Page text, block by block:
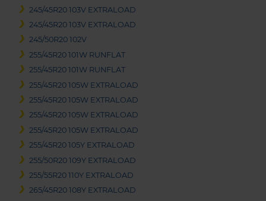
245/45R20 103V EXTRALOAD
245/45R20 103V EXTRALOAD
245/50R20 102V
255/45R20 101W RUNFLAT
255/45R20 101W RUNFLAT
255/45R20 105W EXTRALOAD
255/45R20 105W EXTRALOAD
255/45R20 105W EXTRALOAD
255/45R20 105W EXTRALOAD
255/45R20 105Y EXTRALOAD
255/50R20 109Y EXTRALOAD
255/55R20 110Y EXTRALOAD
265/45R20 108Y EXTRALOAD